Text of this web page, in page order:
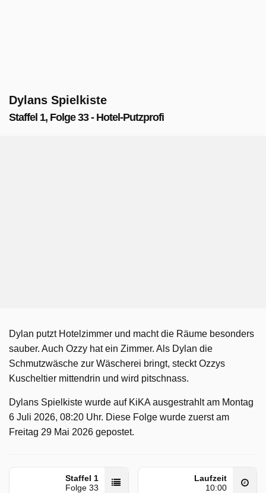
Dylans Spielkiste
Staffel 1, Folge 33 - Hotel-Putzprofi
Dylan putzt Hotelzimmer und macht die Räume besonders
sauber. Auch Ozzy hat ein Zimmer. Als Dylan die
Schmutzwäsche zur Wäscherei bringt, steckt Ozzys
Kuscheltier mittendrin und wird pitschnass.
Dylans Spielkiste wurde auf KiKA ausgestrahlt am Montag
6 Juli 2026, 08:20 Uhr. Diese Folge wurde zuerst am
Freitag 29 Mai 2026 gepostet.
Staffel 1
Folge 33
Laufzeit
10:00